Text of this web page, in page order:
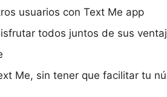
usuarios con Text Me app
todos juntos de sus
Me, sin tener que facilitar tu